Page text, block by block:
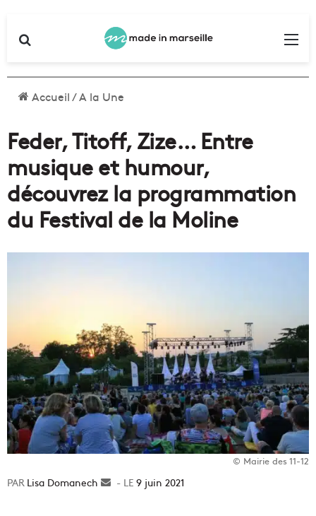
Accueil/A la Une
Feder, Titoff, Zize… Entre
musique et humour,
découvrez la programmation
du Festival de la Moline
© Mairie des 11-12
Lisa Domanech
Envoyer9 juin 2021